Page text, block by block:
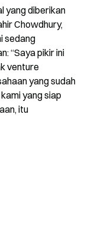
yang diberikan
Chowdhury,
sedang
“Saya pikir ini
venture
yang sudah
yang siap
itu